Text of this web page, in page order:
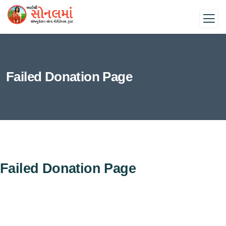
Failed Donation Page
Failed Donation Page